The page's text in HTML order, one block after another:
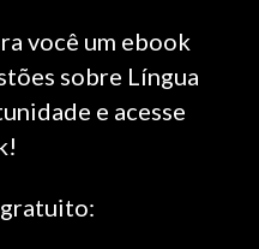
você um ebook
sobre Língua
e acesse